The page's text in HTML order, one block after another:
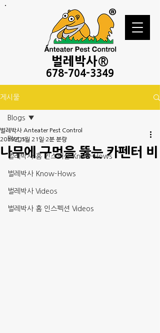
벌레 박사®
678-704-3349
게시물
Blogs
벌레박사 홈 인스펙션 Know-Hows
벌레박사 Know-Hows
벌레박사 Videos
벌레박사 홈 인스펙션 Videos
Blogs
나무에 구멍을 뚫는 카펜터 비
벌레박사 Anteater Pest Control
2019년 1월 21일 2분 분량